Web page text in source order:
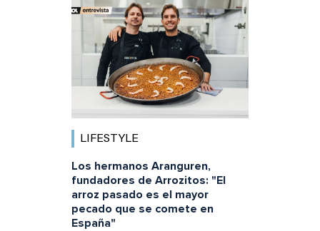
LIFESTYLE
Los hermanos Aranguren,
fundadores de Arrozitos: "El
arroz pasado es el mayor
pecado que se comete en
España"